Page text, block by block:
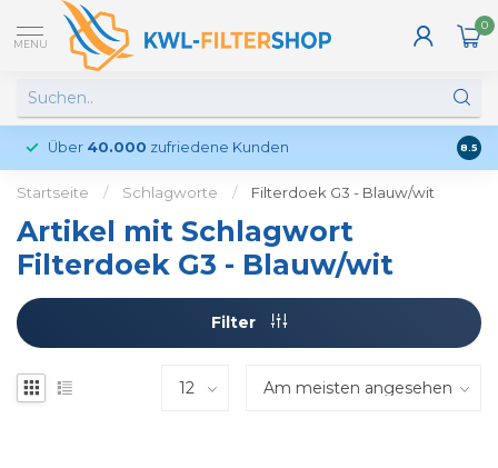
MENU
0
Über 40.000 zufriedene Kunden 8.5
Startseite / Schlagworte / Filterdoek G3 - Blauw/wit
Artikel mit Schlagwort
Filterdoek G3 - Blauw/wit
Filter